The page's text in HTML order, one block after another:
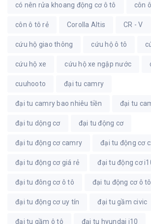
có nên rửa khoang động cơ ô tô côn
côn ô tô rẻ Corolla Altis CR - V
cứu hộ giao thông cứu hộ ô tô
cứu hộ xe cứu hộ xe ngập nước
cuuhooto đại tu camry
đại tu camry bao nhiêu tiền đại tu
đại tu dộng cơ đại tu động cơ
đại tu động cơ camry đại tu động cơ
đại tu động cơ giá rẻ đại tu động cơ
đại tu đông cơ ô tô đại tu động cơ ô tô
đại tu động cơ uy tín đại tu gầm civic
đại tu gầm ô tô đại tu hyundai i10